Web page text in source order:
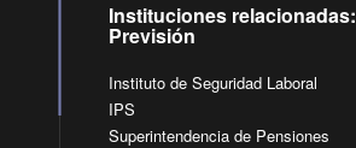
Instituciones relacionadas:
Previsión
Instituto de Seguridad Laboral
IPS
Superintendencia de Pensiones